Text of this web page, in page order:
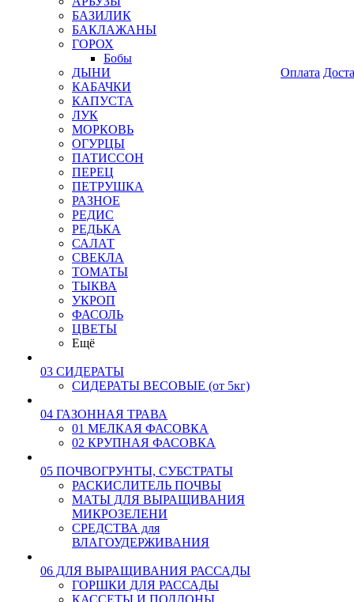
БАЗИЛИК
БАКЛАЖАНЫ
ГОРОХ
Бобы
ДЫНИ
КАБАЧКИ
КАПУСТА
ЛУК
МОРКОВЬ
ОГУРЦЫ
ПАТИССОН
ПЕРЕЦ
ПЕТРУШКА
РАЗНОЕ
РЕДИС
РЕДЬКА
САЛАТ
СВЕКЛА
ТОМАТЫ
ТЫКВА
УКРОП
ФАСОЛЬ
ЦВЕТЫ
Ещё
03 СИДЕРАТЫ
СИДЕРАТЫ ВЕСОВЫЕ (от 5кг)
04 ГАЗОННАЯ ТРАВА
01 МЕЛКАЯ ФАСОВКА
02 КРУПНАЯ ФАСОВКА
05 ПОЧВОГРУНТЫ, СУБСТРАТЫ
РАСКИСЛИТЕЛЬ ПОЧВЫ
МАТЫ ДЛЯ ВЫРАЩИВАНИЯ
МИКРОЗЕЛЕНИ
СРЕДСТВА для
ВЛАГОУДЕРЖИВАНИЯ
06 ДЛЯ ВЫРАЩИВАНИЯ РАССАДЫ
ГОРШКИ ДЛЯ РАССАДЫ
КАССЕТЫ И ПОДДОНЫ
Оплата